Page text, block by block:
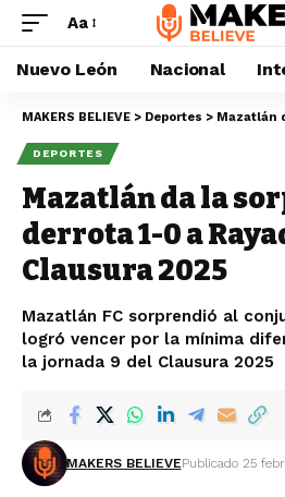
Aa
Nuevo León Nacional
MAKERS BELIEVE > Deportes > Mazatlán da la
DEPORTES
Mazatlán da la
derrota 1-0 a
Clausura 2025
Mazatlán FC sorprendió al
logró vencer por la mínima
la jornada 9 del Clausura 2025
MAKERS BELIEVEPublicado 25